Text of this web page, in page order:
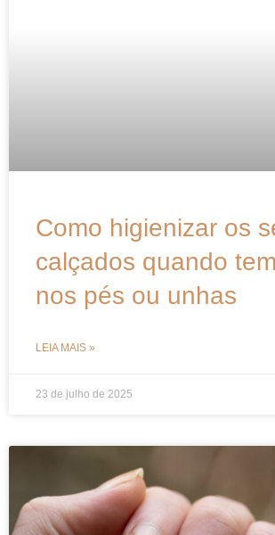
Como higienizar os
calçados quando
nos pés ou unhas
LEIA MAIS »
23 de julho de 2025